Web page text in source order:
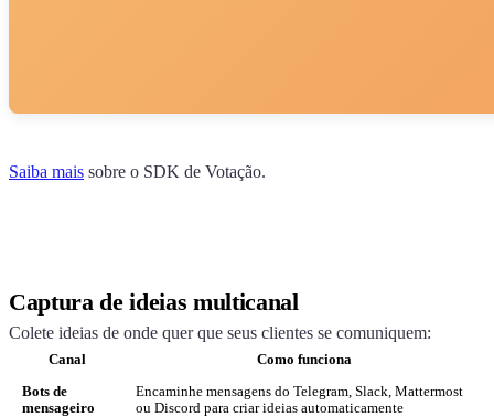
Saiba mais sobre o SDK de Votação.
Captura de ideias multicanal
Colete ideias de onde quer que seus clientes se comuniquem:
Canal Como funciona
Bots de
mensageiro
Encaminhe mensagens do Telegram, Slack, Mattermost
ou Discord para criar ideias automaticamente